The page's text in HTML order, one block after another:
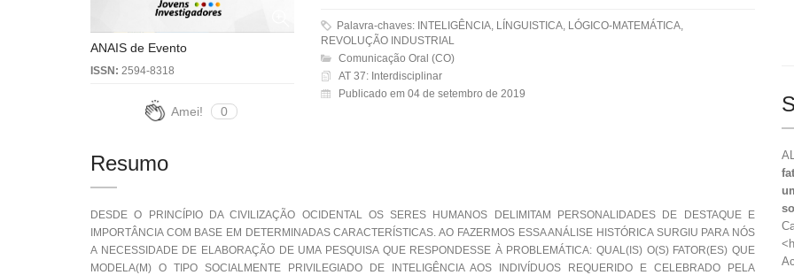
ANAIS de Evento
ISSN: 2594-8318
Amei! 0
Palavra-chaves: INTELIGÊNCIA, LÍNGUISTICA, LÓGICO-MATEMÁTICA,
REVOLUÇÃO INDUSTRIAL
Comunicação Oral (CO)
AT 37: Interdisciplinar
Publicado em 04 de setembro de 2019
Resumo
DESDE O PRINCÍPIO DA CIVILIZAÇÃO OCIDENTAL OS SERES HUMANOS DELIMITAM PERSONALIDADES DE DESTAQUE E
IMPORTÂNCIA COM BASE EM DETERMINADAS CARACTERÍSTICAS. AO FAZERMOS ESSA ANÁLISE HISTÓRICA SURGIU PARA NÓS
A NECESSIDADE DE ELABORAÇÃO DE UMA PESQUISA QUE RESPONDESSE À PROBLEMÁTICA: QUAL(IS) O(S) FATOR(ES) QUE
MODELA(M) O TIPO SOCIALMENTE PRIVILEGIADO DE INTELIGÊNCIA AOS INDIVÍDUOS REQUERIDO E CELEBRADO PELA